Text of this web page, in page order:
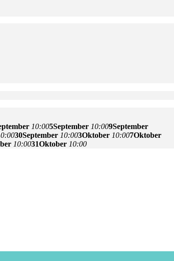
10:005September 10:009September
30September 10:003Oktober 10:007Oktober
10:0031Oktober 10:00